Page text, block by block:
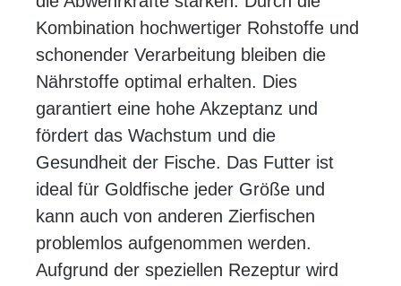
Kombination hochwertiger Rohstoffe und
schonender Verarbeitung bleiben die
Nährstoffe optimal erhalten. Dies
garantiert eine hohe Akzeptanz und
fördert das Wachstum und die
Gesundheit der Fische. Das Futter ist
ideal für Goldfische jeder Größe und
kann auch von anderen Zierfischen
problemlos aufgenommen werden.
Aufgrund der speziellen Rezeptur wird